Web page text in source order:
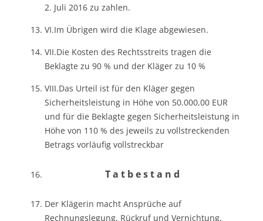
2. Juli 2016 zu zahlen.
VI.Im Übrigen wird die Klage abgewiesen.
VII.Die Kosten des Rechtsstreits tragen die
Beklagte zu 90 % und der Kläger zu 10 %
VIII.Das Urteil ist für den Kläger gegen
Sicherheitsleistung in Höhe von 50.000,00 EUR
und für die Beklagte gegen Sicherheitsleistung in
Höhe von 110 % des jeweils zu vollstreckenden
Betrags vorläufig vollstreckbar
T a t b e s t a n d
Der Klägerin macht Ansprüche auf
Rechnungslegung, Rückruf und Vernichtung,